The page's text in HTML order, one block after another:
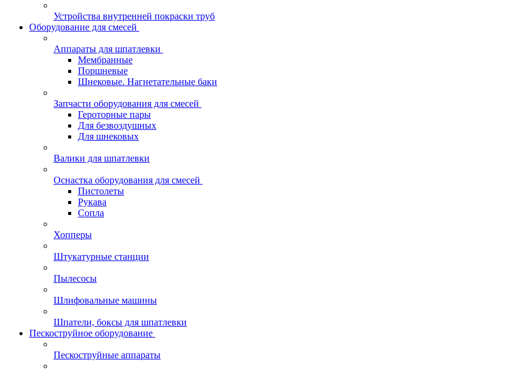
Устройства внутренней покраски труб
Оборудование для смесей
Аппараты для шпатлевки
Мембранные
Поршневые
Шнековые. Нагнетательные баки
Запчасти оборудования для смесей
Героторные пары
Для безвоздушных
Для шнековых
Валики для шпатлевки
Оснастка оборудования для смесей
Пистолеты
Рукава
Сопла
Хопперы
Штукатурные станции
Пылесосы
Шлифовальные машины
Шпатели, боксы для шпатлевки
Пескоструйное оборудование
Пескоструйные аппараты